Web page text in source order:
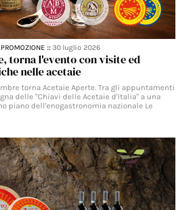
PROMOZIONE ::30 luglio 2026
torna l'evento con visite ed
nelle acetaie
torna Acetaie Aperte. Tra gli appuntamenti
delle "Chiavi delle Acetaie d'Italia" a una
piano dell'enogastronomia nazionale Le